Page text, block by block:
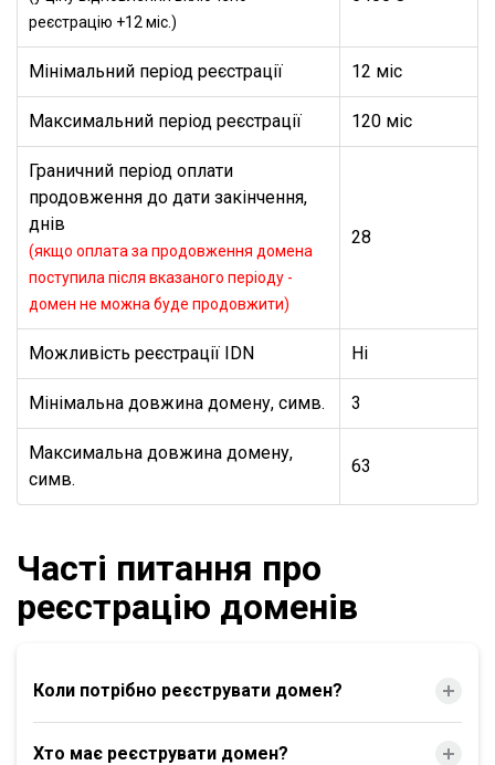
реєстрацію +12 міс.)
Мінімальний період реєстрації 12 міс
Максимальний період реєстрації 120 міс
Граничний період оплати
продовження до дати закінчення,
днів
(якщо оплата за продовження домена
поступила після вказаного періоду -
домен не можна буде продовжити)
28
Можливість реєстрації IDN Ні
Мінімальна довжина домену, симв. 3
Максимальна довжина домену,
симв.
63
Часті питання про
реєстрацію доменів
Коли потрібно реєструвати домен?
Хто має реєструвати домен?